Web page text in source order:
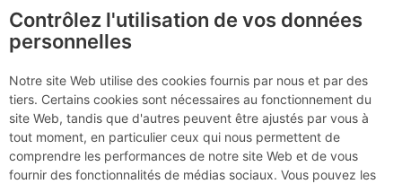
Beaufort + extra au Six
Noir en rando/raquettes
depuis Bourg St Pierre
Vendredi 14 avril 2017
Contrôlez l'utilisation de vos données
personnelles
Notre site Web utilise des cookies fournis par nous et par des
tiers. Certains cookies sont nécessaires au fonctionnement du
site Web, tandis que d'autres peuvent être ajustés par vous à
tout moment, en particulier ceux qui nous permettent de
comprendre les performances de notre site Web et de vous
fournir des fonctionnalités de médias sociaux. Vous pouvez les